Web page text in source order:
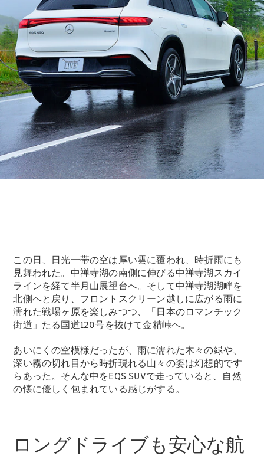
この日、日光一帯の空は厚い雲に覆われ、時折雨にも
見舞われた。中禅寺湖の南側に伸びる中禅寺湖スカイ
ラインを経て半月山展望台へ。そして中禅寺湖湖畔を
北側へと戻り、フロントスクリーン越しに広がる雨に
濡れた戦場ヶ原を楽しみつつ、「日本のロマンチック
街道」たる国道120号を抜けて金精峠へ。
あいにくの空模様だったが、雨に濡れた木々の緑や、
深い霧の切れ目から時折現れる山々の姿は幻想的です
らあった。そんな中をEQS SUVで走っていると、自然
の懐に優しく包まれている感じがする。
ロングドライブも安心な航